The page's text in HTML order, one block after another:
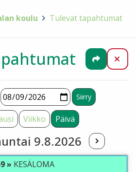
koulu Tulevat tapahtumat
Jaa
Viikko Päivä
9.8.2026
» KESÄLOMA